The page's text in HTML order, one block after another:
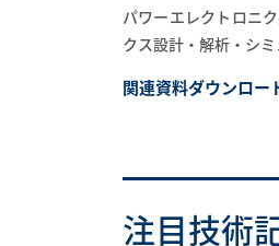
パワーエレクトロニ
クス設計・解析・シ
関連資料ダウンロ
注目技術